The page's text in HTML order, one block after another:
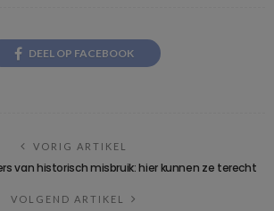
DEEL OP FACEBOOK
VORIG ARTIKEL
van historisch misbruik: hier kunnen ze terecht
VOLGEND ARTIKEL